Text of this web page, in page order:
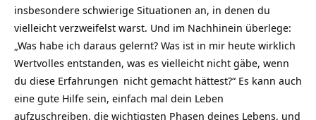
insbesondere schwierige Situationen an, in denen du
vielleicht verzweifelst warst. Und im Nachhinein überlege:
„Was habe ich daraus gelernt? Was ist in mir heute wirklich
Wertvolles entstanden, was es vielleicht nicht gäbe, wenn
du diese Erfahrungen nicht gemacht hättest?“ Es kann auch
eine gute Hilfe sein, einfach mal dein Leben
aufzuschreiben, die wichtigsten Phasen deines Lebens, und